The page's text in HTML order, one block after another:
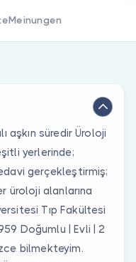
Meinungen
aşkın süredir Üroloji
yerlerinde;
gerçekleştirmiş;
üroloji alanlarına
Tıp Fakültesi
Doğumlu | Evli | 2
bilmekteyim.